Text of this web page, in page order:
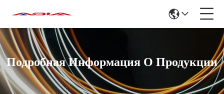
Подробная Информация О Продукции